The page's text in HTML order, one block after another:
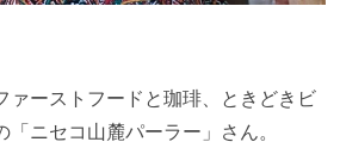
ァーストフードと珈琲、ときどきビ
ニセコ山麓パーラー」さん。